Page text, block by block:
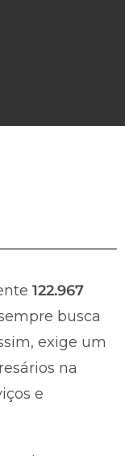
122.967
busca
exige um
na
e